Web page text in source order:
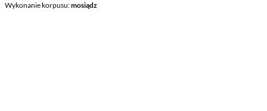
Wykonanie korpusu mosiądz